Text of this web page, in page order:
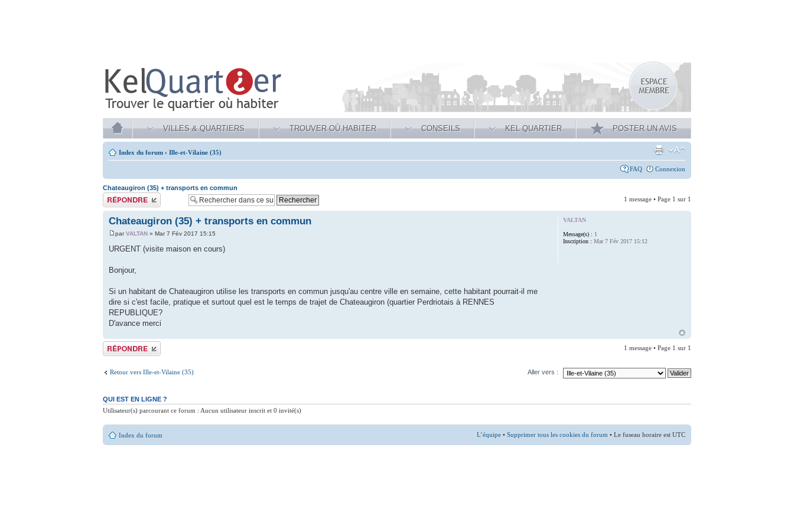
VILLES & QUARTIERS TROUVER OÙ HABITER CONSEILS KEL QUARTIER POSTER UN AVIS
Index du forum ‹ Ille-et-Vilaine (35)
FAQ Connexion
Chateaugiron (35) + transports en commun
Publier une réponse
1 message • Page 1 sur 1
Chateaugiron (35) + transports en commun
parVALTAN » Mar 7 Fév 2017 15:15
URGENT (visite maison en cours)
Bonjour,
Si un habitant de Chateaugiron utilise les transports en commun jusqu'au centre ville en semaine, cette habitant pourrait-il me
dire si c'est facile, pratique et surtout quel est le temps de trajet de Chateaugiron (quartier Perdriotais à RENNES
REPUBLIQUE?
D'avance merci
VALTAN
Message(s) : 1
Inscription : Mar 7 Fév 2017 15:12
Publier une réponse 1 message • Page 1 sur 1
Retour vers Ille-et-Vilaine (35) Aller vers :
QUI EST EN LIGNE ?
Utilisateur(s) parcourant ce forum : Aucun utilisateur inscrit et 0 invité(s)
Index du forum L’équipe • Supprimer tous les cookies du forum • Le fuseau horaire est UTC